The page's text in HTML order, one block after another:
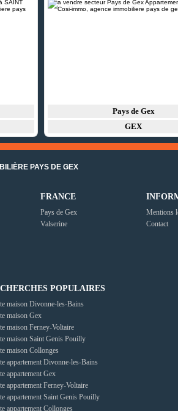
Pays de Gex
GEX
PAYS DE GEX
FRANCE
Pays de Gex
Valserine
Mentions
Contact
POPULAIRES
maison Divonne-les-Bains
maison Gex
maison Ferney-Voltaire
maison Saint Genis Pouilly
maison Collonges
appartement Divonne-les-Bains
appartement Gex
appartement Ferney-Voltaire
appartement Saint Genis Pouilly
appartement Collonges